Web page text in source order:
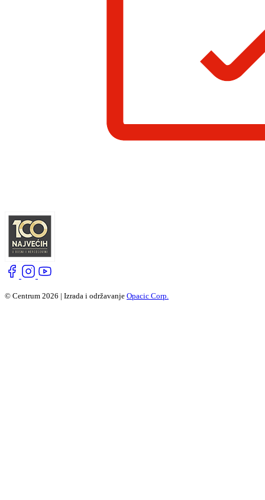
© Centrum 2026 | Izrada i održavanje Opacic Corp.